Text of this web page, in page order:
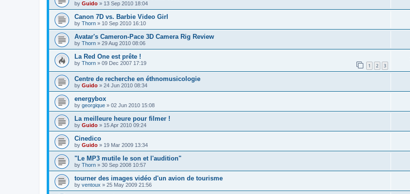
by Guido » 13 Sep 2010 18:04
Canon 7D vs. Barbie Video Girl
by Thorn » 10 Sep 2010 16:10
Avatar's Cameron-Pace 3D Camera Rig Review
by Thorn » 29 Aug 2010 08:06
La Red One est prête !
by Thorn » 09 Dec 2007 17:19 1 2 3
Centre de recherche en éthnomusicologie
by Guido » 24 Jun 2010 08:34
energybox
by georgique » 02 Jun 2010 15:08
La meilleure heure pour filmer !
by Guido » 15 Apr 2010 09:24
Cinedico
by Guido » 19 Mar 2009 13:34
"Le MP3 mutile le son et l'audition"
by Thorn » 30 Sep 2008 10:57
tourner des images vidéo d'un avion de tourisme
by ventoux » 25 May 2009 21:56